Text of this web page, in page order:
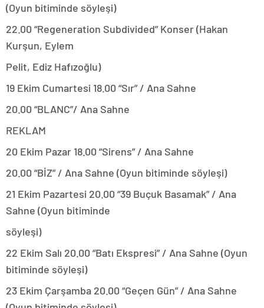
(Oyun bitiminde söyleşi)
22.00 “Regeneration Subdivided” Konser (Hakan
Kurşun, Eylem
Pelit, Ediz Hafızoğlu)
19 Ekim Cumartesi 18.00 “Sır” / Ana Sahne
20.00 “BLANC”/ Ana Sahne
REKLAM
20 Ekim Pazar 18.00 “Sirens” / Ana Sahne
20.00 “BİZ” / Ana Sahne (Oyun bitiminde söyleşi)
21 Ekim Pazartesi 20.00 “39 Buçuk Basamak” / Ana
Sahne (Oyun bitiminde
söyleşi)
22 Ekim Salı 20.00 “Batı Ekspresi” / Ana Sahne (Oyun
bitiminde söyleşi)
23 Ekim Çarşamba 20.00 “Geçen Gün” / Ana Sahne